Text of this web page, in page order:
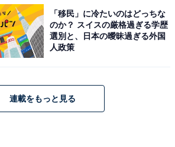
「移民」に冷たいのはどっちな
のか？ スイスの厳格過ぎる学歴
選別と、日本の曖昧過ぎる外国
人政策
連載をもっと見る